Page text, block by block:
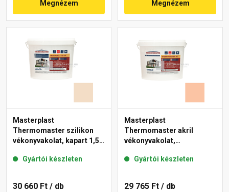
Megnézem Megnézem
Masterplast
Thermomaster szilikon
vékonyvakolat, kapart 1,5
Gyártói készleten
30 660 Ft / db
Masterplast
Thermomaster akril
vékonyvakolat,
11-D 25 kg
Gyártói készleten
29 765 Ft / db